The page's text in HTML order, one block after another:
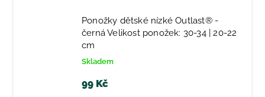
Ponožky dětské nízké Outlast® -
černá Velikost ponožek: 30-34 | 20-22
cm
Skladem
99 Kč